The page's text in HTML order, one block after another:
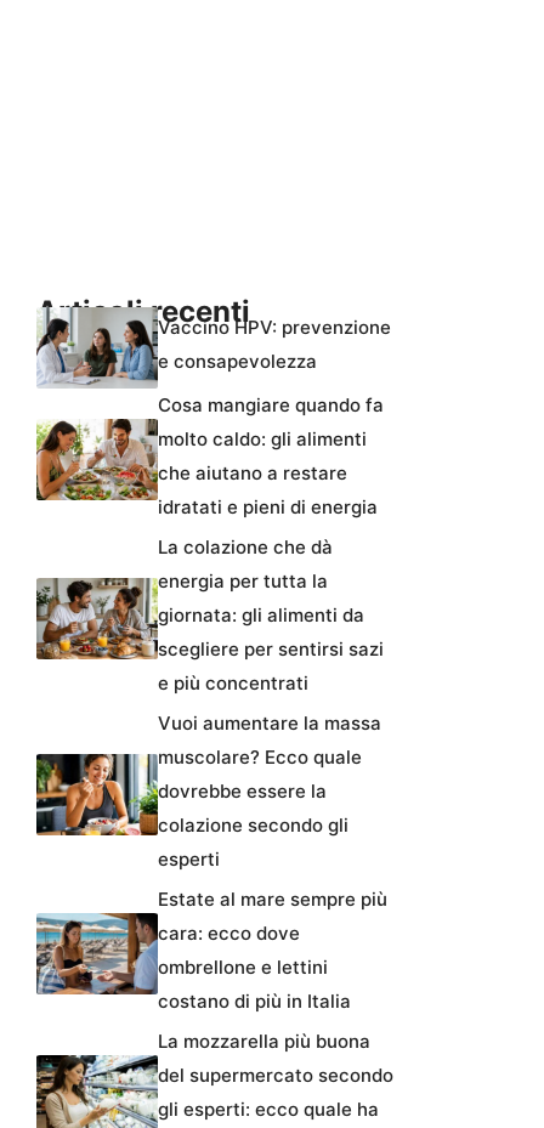
Articoli recentiVaccino HPV: prevenzione
e consapevolezza
Cosa mangiare quando fa
molto caldo: gli alimenti
che aiutano a restare
idratati e pieni di energia
La colazione che dà
energia per tutta la
giornata: gli alimenti da
scegliere per sentirsi sazi
e più concentrati
Vuoi aumentare la massa
muscolare? Ecco quale
dovrebbe essere la
colazione secondo gli
esperti
Estate al mare sempre più
cara: ecco dove
ombrellone e lettini
costano di più in Italia
La mozzarella più buona
del supermercato secondo
gli esperti: ecco quale ha